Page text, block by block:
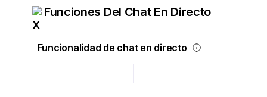
Funciones Del Chat En Directo
Funcionalidad de chat en directo